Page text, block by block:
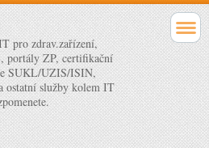
pro zdrav.zařízení,
portály ZP, certifikační
SUKL/UZIS/ISIN,
ostatní služby kolem IT